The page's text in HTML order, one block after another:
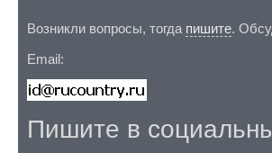
Возникли вопросы, тогда пишите.
Email:
Пишите в